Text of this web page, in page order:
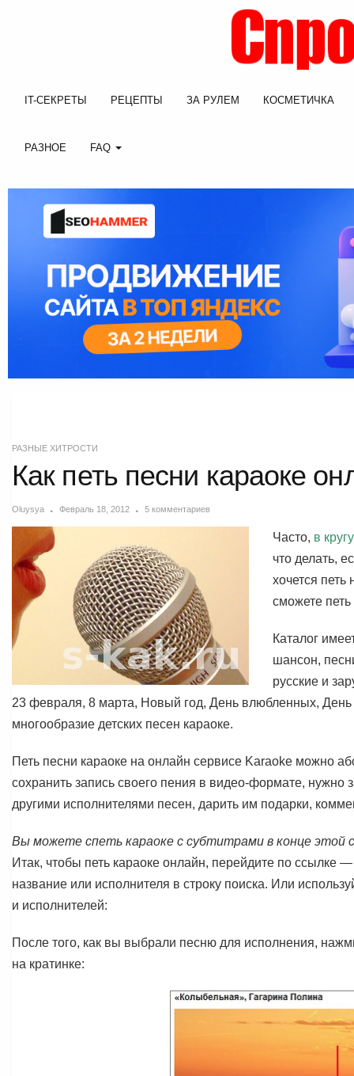
IT-СЕКРЕТЫ РЕЦЕПТЫ ЗА РУЛЕМ КОСМЕТИЧКА
РАЗНОЕ FAQ
РАЗНЫЕ ХИТРОСТИ
Как петь песни караоке
Oluysya Февраль 18, 2012 5 комментариев
Часто, в
что делать,
хочется
сможете
Каталог
шансон,
русские и
23 февраля, 8 марта, Новый год, День влюбленных,
многообразие детских песен караоке.
Петь песни караоке на онлайн сервисе Karaoke можно
сохранить запись своего пения в видео-формате, нужно
другими исполнителями песен, дарить им подарки,
Вы можете спеть караоке с субтитрами в конце этой
Итак, чтобы петь караоке онлайн, перейдите по ссылке
название или исполнителя в строку поиска. Или
и исполнителей:
После того, как вы выбрали песню для исполнения,
на кратинке: